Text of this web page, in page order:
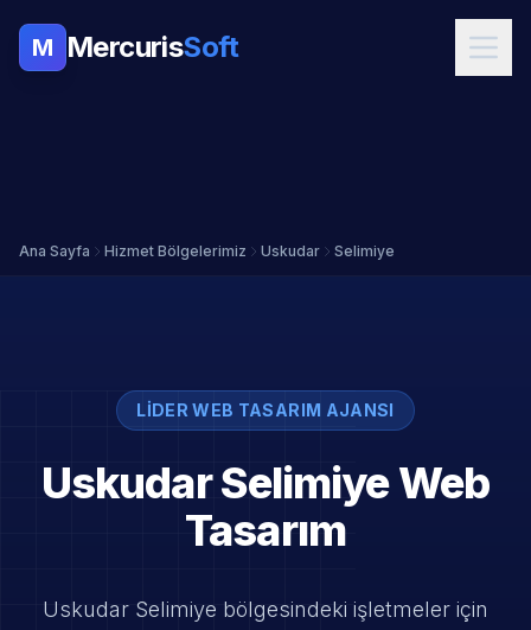
M MercurisSoft
Ana Sayfa Hizmet Bölgelerimiz Uskudar Selimiye
LIDER WEB TASARIM AJANSI
Uskudar Selimiye Web
Tasarım
Uskudar Selimiye bölgesindeki işletmeler için